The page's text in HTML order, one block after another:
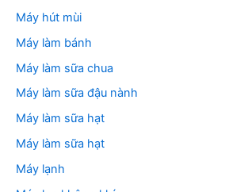
Máy hút mùi
Máy làm bánh
Máy làm sữa chua
Máy làm sữa đậu nành
Máy làm sữa hạt
Máy làm sữa hạt
Máy lạnh